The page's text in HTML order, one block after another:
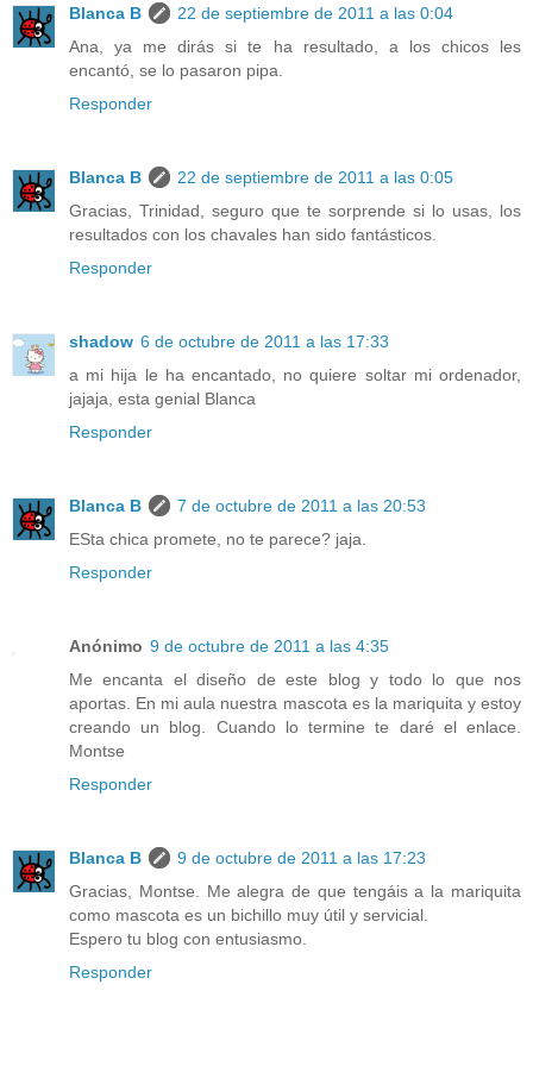
Blanca B
22 de septiembre de 2011 a las 0:04
Ana, ya me dirás si te ha resultado, a los chicos les
encantó, se lo pasaron pipa.
Responder
Blanca B
22 de septiembre de 2011 a las 0:05
Gracias, Trinidad, seguro que te sorprende si lo usas, los
resultados con los chavales han sido fantásticos.
Responder
shadow 6 de octubre de 2011 a las 17:33
a mi hija le ha encantado, no quiere soltar mi ordenador,
jajaja, esta genial Blanca
Responder
Blanca B
7 de octubre de 2011 a las 20:53
ESta chica promete, no te parece? jaja.
Responder
Anónimo 9 de octubre de 2011 a las 4:35
Me encanta el diseño de este blog y todo lo que nos
aportas. En mi aula nuestra mascota es la mariquita y estoy
creando un blog. Cuando lo termine te daré el enlace.
Montse
Responder
Blanca B
9 de octubre de 2011 a las 17:23
Gracias, Montse. Me alegra de que tengáis a la mariquita
como mascota es un bichillo muy útil y servicial.
Espero tu blog con entusiasmo.
Responder